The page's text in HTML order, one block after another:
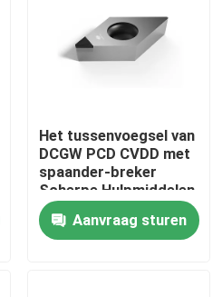
Het tussenvoegsel van
DCGW PCD CVDD met
spaander-breker
Scherpe Hulpmiddelen
om
Aluminiumlegeringen
Machinaal te bewerken
Aanvraag sturen